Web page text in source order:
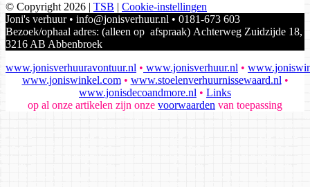
© Copyright 2026 | TSB | Cookie-instellingen
Joni's verhuur • info@jonisverhuur.nl • 0181-673 603
Bezoek/ophaal adres: (alleen op afspraak) Achterweg Zuidzijde 18,
3216 AB Abbenbroek
www.jonisverhuuravontuur.nl • www.jonisverhuur.nl •
www.joniswinkel.com• www.stoelenverhuurnissewaard.nl •
www.jonisdecoandmore.nl • Links
op al onze artikelen zijn onze voorwaarden van toepassing